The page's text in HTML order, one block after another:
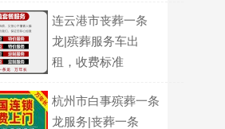
连云港市丧葬一条
龙|殡葬服务车出
租，收费标准
杭州市白事殡葬一条
龙服务|丧葬一条